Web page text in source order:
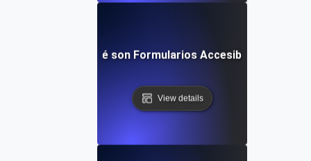
¿Qué son Formularios Accesibles?
View details